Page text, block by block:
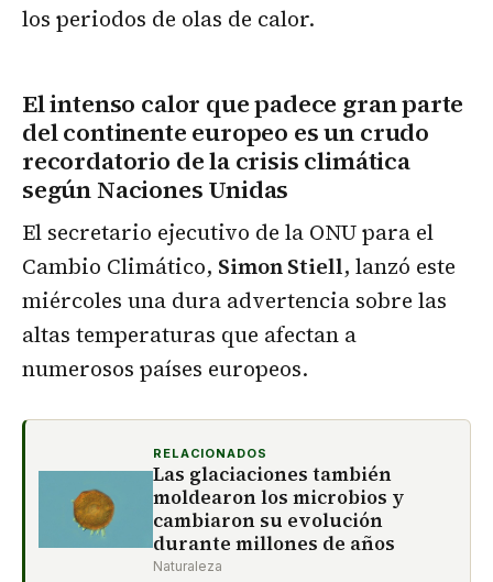
los periodos de olas de calor.
El intenso calor que padece gran parte
del continente europeo es un crudo
recordatorio de la crisis climática
según Naciones Unidas
El secretario ejecutivo de la ONU para el
Cambio Climático, Simon Stiell, lanzó este
miércoles una dura advertencia sobre las
altas temperaturas que afectan a
numerosos países europeos.
RELACIONADOS
Las glaciaciones también
moldearon los microbios y
cambiaron su evolución
durante millones de años
Naturaleza